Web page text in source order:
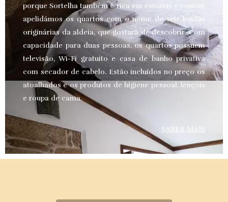
porque Sortelha também é rica em estórias e contos,
apelidámos os quartos com o nome de seis lendas
originárias da aldeia, que gostará de descobrir. Com
capacidade para duas pessoas, os quartos possuem
televisão, Wi-Fi gratuito e casa de banho privativa
com secador de cabelo. Estão incluídos no preço os
atoalhados e os produtos de higiene pessoal, lençóis
e roupa de cama.
SABER MAIS